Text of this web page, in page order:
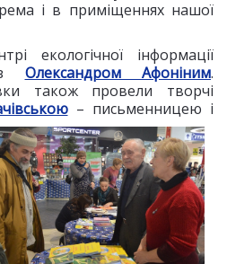
і в приміщеннях нашої
екологічної інформації
з Олександром Афоніним.
також провели творчі
– письменницею і